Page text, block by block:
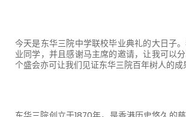
今天是东华三院中学联校毕业典礼的大日子
业同学，并且感谢马主席的邀请，让我可以
个盛会亦可让我们见证东华三院百年树人的成